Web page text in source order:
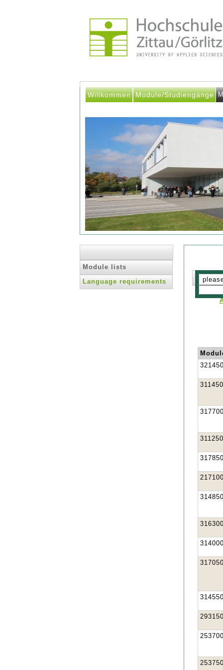
Willkommen Module/Studiengänge
Module lists
Language requirements